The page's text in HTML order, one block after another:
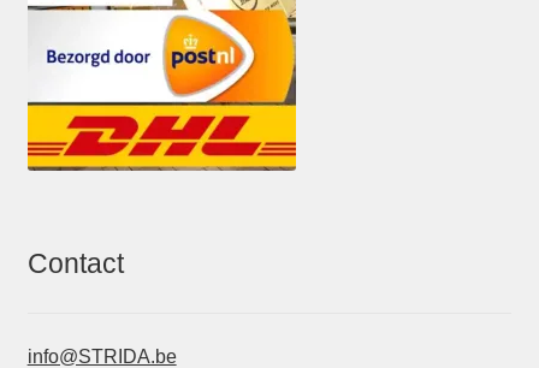
Contact
info@STRIDA.be